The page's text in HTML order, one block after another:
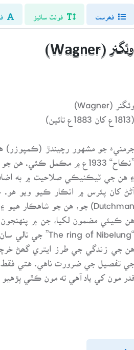
فونٽ سائيز
وئگنر (Wagner)
وئگنر (Wagner)
(1813ع کان 1883ع تائين)
جرمنيءَ جو مشهور رچيندڙ (ڪمپوزر)
هن جي زندگي جي طرز ايتري گھڻ
جي تفصيل جي ضرورت ناهي. هتي فقط
قدر مون کي ياد آهي ته مون ڪٿي